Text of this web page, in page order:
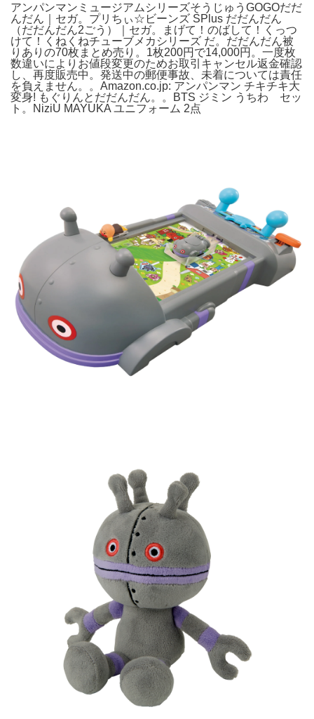
アンパンマンミュージアムシリーズそうじゅうGOGOだだ
んだん｜セガ。プリちぃ☆ビーンズ SPlus だだんだん
（だだんだん2ごう）｜セガ。まげて！のばして！くっつ
けて！くねくねチューブメカシリーズ だ。だだんだん被
りありの70枚まとめ売り。1枚200円で14,000円。一度枚
数違いによりお値段変更のためお取引キャンセル返金確認
し、再度販売中。発送中の郵便事故、未着については責任
を負えません。。Amazon.co.jp: アンパンマン チキチキ大
変身! もぐりんとだだんだん。。BTS ジミン うちわ セッ
ト。NiziU MAYUKA ユニフォーム 2点